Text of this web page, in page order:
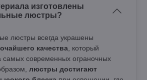
изготовлены
люстры?
люстры всегда украшены
качества, который
самых современных ограночных
люстры достигают